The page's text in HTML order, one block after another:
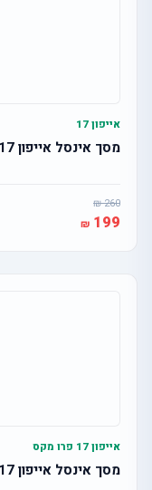
אייפון 17
מסך אינסל אייפון 17
260
199
אייפון 17 פרו מקס
מסך אינסל אייפון 17 פרו מקס